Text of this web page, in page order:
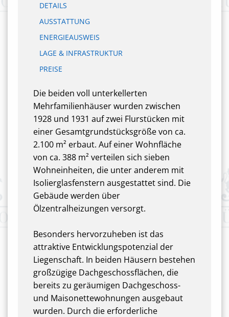
DETAILS
AUSSTATTUNG
ENERGIEAUSWEIS
LAGE & INFRASTRUKTUR
PREISE
Die beiden voll unterkellerten
Mehrfamilienhäuser wurden zwischen
1928 und 1931 auf zwei Flurstücken mit
einer Gesamtgrundstücksgröße von ca.
2.100 m² erbaut. Auf einer Wohnfläche
von ca. 388 m² verteilen sich sieben
Wohneinheiten, die unter anderem mit
Isolierglasfenstern ausgestattet sind. Die
Gebäude werden über
Ölzentralheizungen versorgt.
Besonders hervorzuheben ist das
attraktive Entwicklungspotenzial der
Liegenschaft. In beiden Häusern bestehen
großzügige Dachgeschossflächen, die
bereits zu geräumigen Dachgeschoss-
und Maisonettewohnungen ausgebaut
wurden. Durch die erforderliche